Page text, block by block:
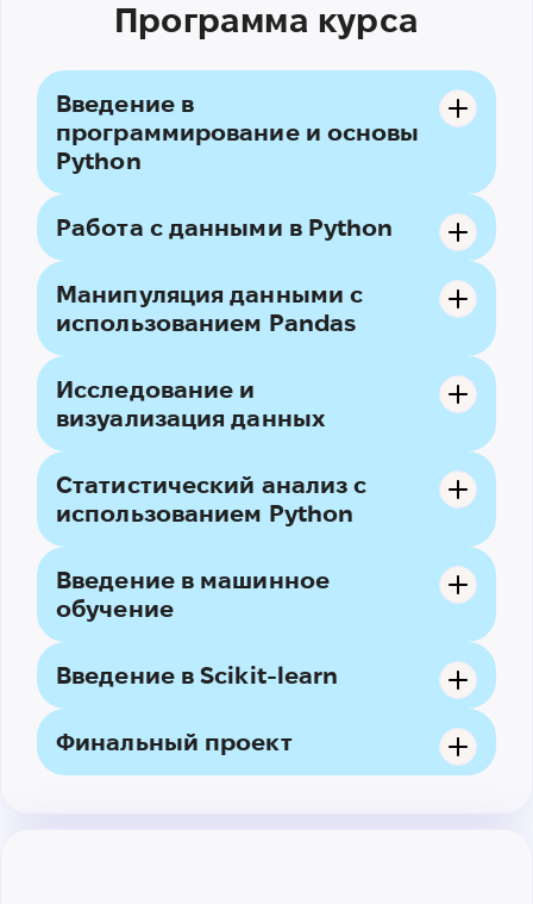
Программа курса
Введение в
программирование и основы
Python
Работа с данными в Python
Манипуляция данными с
использованием Pandas
Исследование и
визуализация данных
Статистический анализ с
использованием Python
Введение в машинное
обучение
Введение в Scikit-learn
Финальный проект